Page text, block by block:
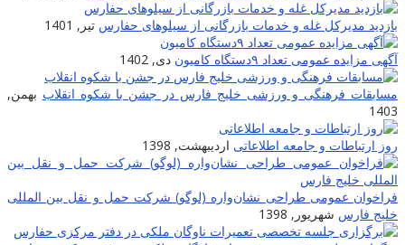
بازدید مدیرکل غله و خدمات بازرگانی از سیلوهای حفارس تیر, 1401
آگهی مزایده عمومی تعداد ۹دستگاه کامیون
دی, 1402
مسابقات فرهنگی و ورزشی خلیج فارس در جشن با شکوه انقلاب بهمن,
1403
روز ارتباطات و جامعه اطلاعاتى اردیبهشت, 1398
فراخوان عمومی طراحی نشان‌واره (لوگو) شرکت حمل و نقل بین المللی
خلیج فارس شهریور, 1398